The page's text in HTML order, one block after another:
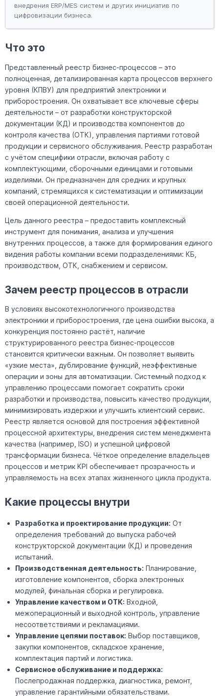
внедрения ERP/MES систем и других инициатив по
цифровизации бизнеса.
Что это
Представленный реестр бизнес-процессов – это
полноценная, детализированная карта процессов верхнего
уровня (КПВУ) для предприятий электроники и
приборостроения. Он охватывает все ключевые сферы
деятельности – от разработки конструкторской
документации (КД) и производства компонентов до
контроля качества (ОТК), управления партиями готовой
продукции и сервисного обслуживания. Реестр разработан
с учётом специфики отрасли, включая работу с
комплектующими, сборочными единицами и готовыми
изделиями. Он предназначен для средних и крупных
компаний, стремящихся к систематизации и оптимизации
своей операционной деятельности.
Цель данного реестра – предоставить комплексный
инструмент для понимания, анализа и улучшения
внутренних процессов, а также для формирования единого
видения работы компании всеми подразделениями: КБ,
производством, ОТК, снабжением и сервисом.
Зачем реестр процессов в отрасли
В условиях высокотехнологичного производства
электроники и приборостроения, где цена ошибки высока, а
конкуренция постоянно растёт, наличие
структурированного реестра бизнес-процессов
становится критически важным. Он позволяет выявить
«узкие места», дублирование функций, неэффективные
операции и зоны для автоматизации. Системный подход к
управлению процессами помогает сократить сроки
разработки и производства, повысить качество продукции,
минимизировать издержки и улучшить клиентский сервис.
Реестр является основой для построения эффективной
процессной архитектуры, внедрения систем менеджмента
качества (например, ISO) и успешной цифровой
трансформации бизнеса. Чёткое определение владельцев
процессов и метрик KPI обеспечивает прозрачность и
управляемость на всех этапах жизненного цикла продукта.
Какие процессы внутри
Разработка и проектирование продукции: От
определения требований до выпуска рабочей
конструкторской документации (КД) и проведения
испытаний.
Производственная деятельность: Планирование,
изготовление компонентов, сборка электронных
модулей, финальная сборка и регулировка.
Управление качеством и ОТК: Входной,
межоперационный и выходной контроль, управление
несоответствиями и рекламациями.
Управление цепями поставок: Выбор поставщиков,
закупки компонентов, складское хранение,
комплектация партий и логистика.
Сервисное обслуживание и поддержка:
Послепродажная поддержка, диагностика, ремонт,
управление гарантийными обязательствами.